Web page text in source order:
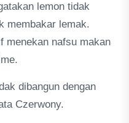
lemon tidak
membakar lemak.
menekan nafsu makan
dibangun dengan
Czerwony.